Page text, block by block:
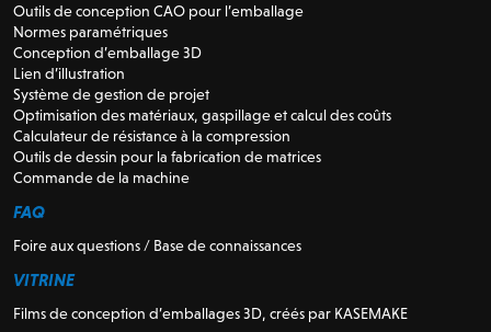
Outils de conception CAO pour l’emballage
Normes paramétriques
Conception d’emballage 3D
Lien d’illustration
Système de gestion de projet
Optimisation des matériaux, gaspillage et calcul des coûts
Calculateur de résistance à la compression
Outils de dessin pour la fabrication de matrices
Commande de la machine
FAQ
Foire aux questions / Base de connaissances
VITRINE
Films de conception d’emballages 3D, créés par KASEMAKE